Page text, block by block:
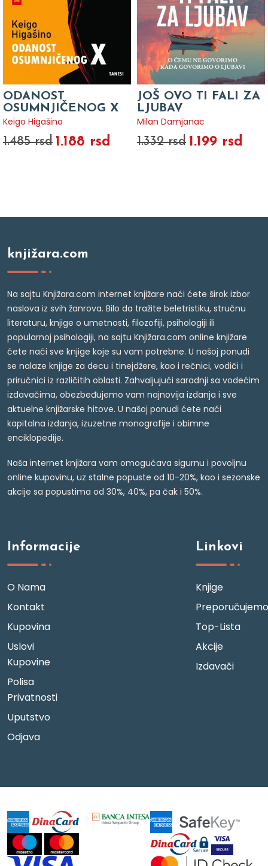
ODANOST
OSUMNJIČENOG X
Keigo Higašino
1.485 rsd 1.188 rsd
JOŠ OVO TI FALI ZA
LJUBAV
Milan Damjanac
1.332 rsd 1.199 rsd
knjižara.com
Na sajtu Knjižara.com internet knjižare naći ćete širok izbor
naslova iz svih žanrova. Bilo da tražite beletristiku, stručnu
literaturu, knjige o umetnosti, filozofiji, psihologiji ili
popularnoj psihologiji, na sajtu Knjižara.com online knjižare
ćete naći sve knjige koje su vam potrebne. U našoj ponudi
se nalaze knjige za decu i tinejdžere, kao i rečnici, vodiči i
priručnici iz različitih oblasti. Zahvaljujući saradnji sa vodećim
izdavačima, obezbeđujemo vam najnovija izdanja i sve
aktuelne knjižarske hitove. U našoj ponudi ćete naći
kapitalna izdanja, izuzetne monografije i obimne
enciklopedije.
Naša internet knjižara vam omogućava sigurnu i povoljnu
online kupovinu, uz stalne popuste od 10-20%, kao i sezonske
akcije sa popustima od 30%, 40%, pa čak i 50%.
Informacije
O Nama
Kontakt
Kupovina
Uslovi
Kupovine
Polisa
Privatnosti
Uputstvo
Odjava
Linkovi
Knjige
Preporučujemo
Top-Lista
Akcije
Izdavači